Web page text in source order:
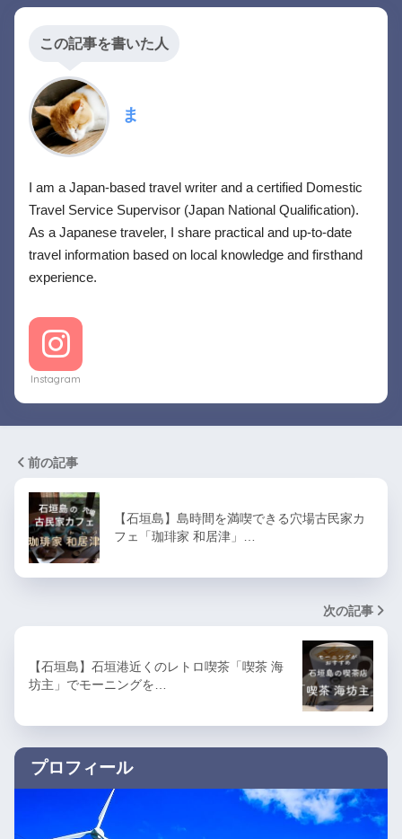
この記事を書いた人
ま
I am a Japan-based travel writer and a certified Domestic
Travel Service Supervisor (Japan National Qualification).
As a Japanese traveler, I share practical and up-to-date
travel information based on local knowledge and firsthand
experience.
Instagram
前の記事
【石垣島】島時間を満喫できる穴場古民家カ
フェ「珈琲家 和居津」…
次の記事
【石垣島】石垣港近くのレトロ喫茶「喫茶 海
坊主」でモーニングを…
プロフィール